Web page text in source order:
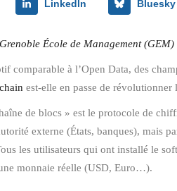
LinkedIn Bluesky
Grenoble École de Management (GEM)
comparable à l’Open Data, des
est-elle en passe de
de blocs » est le protocole de
externe (États, banques), mais
les utilisateurs qui ont installé le
monnaie réelle (USD, Euro…).